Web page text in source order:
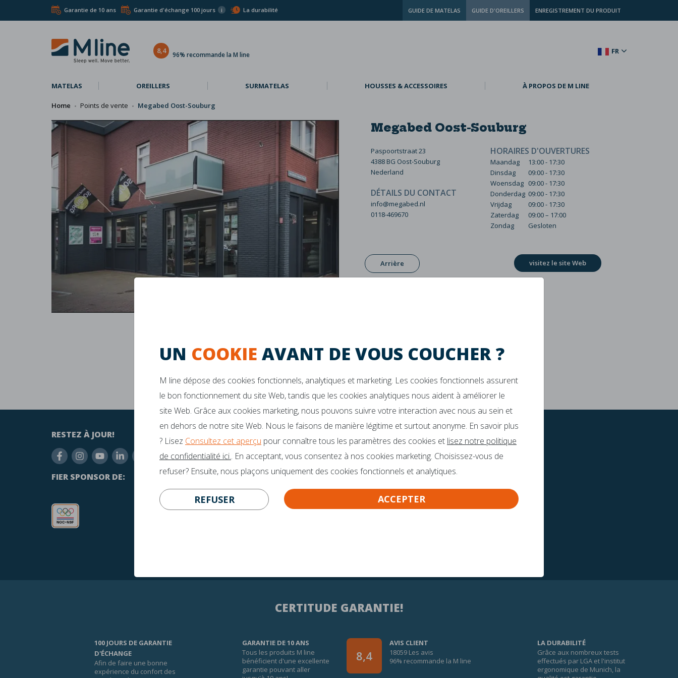
Garantie de 10 ans Garantie d'échange 100 jours i La durabilité GUIDE DE MATELAS GUIDE D'OREILLERS ENREGISTREMENT DU PRODUIT
8,4 96% recommande la M line FR
MATELAS OREILLERS SURMATELAS HOUSSES & ACCESSOIRES À PROPOS DE M LINE
UN COOKIE AVANT DE VOUS COUCHER ?
M line dépose des cookies fonctionnels, analytiques et marketing. Les cookies fonctionnels assurent
le bon fonctionnement du site Web, tandis que les cookies analytiques nous aident à améliorer le
site Web. Grâce aux cookies marketing, nous pouvons suivre votre interaction avec nous au sein et
en dehors de notre site Web. Nous le faisons de manière légitime et surtout anonyme. En savoir plus
? Lisez Consultez cet aperçu pour connaître tous les paramètres des cookies et lisez notre politique
de confidentialité ici.. En acceptant, vous consentez à nos cookies marketing. Choisissez-vous de
refuser? Ensuite, nous plaçons uniquement des cookies fonctionnels et analytiques.
REFUSER ACCEPTER
Home Points de vente Megabed Oost-Souburg
Megabed Oost-Souburg
Paspoortstraat 23
4388 BG Oost-Souburg
Nederland
DÉTAILS DU CONTACT
info@megabed.nl
0118-469670
HORAIRES D'OUVERTURES
Maandag
13:00 - 17:30
Dinsdag
09:00 - 17:30
Woensdag 09:00 - 17:30
Donderdag 09:00 - 17:30
Vrijdag
09:00 - 17:30
Zaterdag
09:00 – 17:00
Zondag
Gesloten
Arrière visitez le site Web
Garantie de 10 ans La durabilité
RESTEZ À JOUR!
FIER SPONSOR DE:
info@mline.nl
+31 413-243050
Ambassadeurs
CERTITUDE GARANTIE!
100 JOURS DE GARANTIE
D'ÉCHANGE
Afin de faire une bonne
expérience du confort des
GARANTIE DE 10 ANS
Tous les produits M line
bénéficient d'une excellente
garantie pouvant aller
8,4
AVIS CLIENT
18059 Les avis
96% recommande la M line
LA DURABILITÉ
Grâce aux nombreux tests
effectués par LGA et l'institut
ergonomique de Munich, la